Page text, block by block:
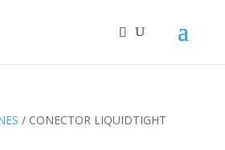
/ CONECTOR LIQUIDTIGHT